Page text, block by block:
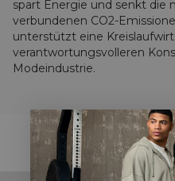
spart Energie und senkt die
verbundenen CO2-
unterstützt eine
verantwortungsvolleren
Modeindustrie.